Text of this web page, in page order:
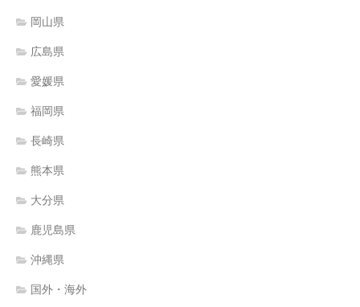
岡山県
広島県
愛媛県
福岡県
長崎県
熊本県
大分県
鹿児島県
沖縄県
国外・海外